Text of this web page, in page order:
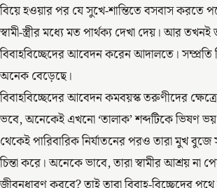
বিয়ে হওয়ার পর যে সুখে-শান্তিতে বসবাস করতে
স্বামী-স্ত্রীর মধ্যে মত পার্থক্য দেখা দেয়। আর তখনই
বিবাহবিচ্ছেদের আবেদন করেন আদালতে। সম্প্রতি
অনেক বেড়েছে।
বিবাহবিচ্ছেদের আবেদন কমবয়স্ক তরুণীদের
ভবে, অনেকেই এখনো ‘তালাক’ শব্দটিকে ভিষণ
থেকেই পারিবারিক নির্যাতনের পরও তারা মুখ
চিন্তা করে। অনেকে ভাবে, তারা স্বামীর আশ্রয় না